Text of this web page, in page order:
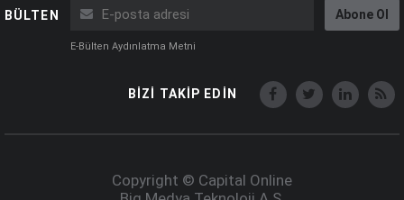
BÜLTEN Abone Ol
E-Bülten Aydınlatma Metni
BİZİ TAKİP EDİN
Copyright © Capital Online